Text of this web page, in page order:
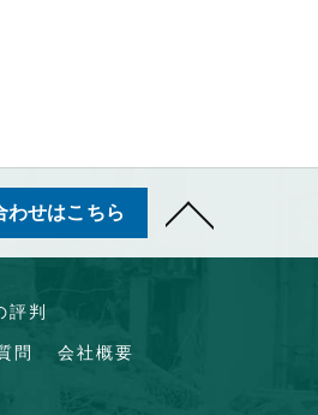
わせはこちら
評判
問
会社概要